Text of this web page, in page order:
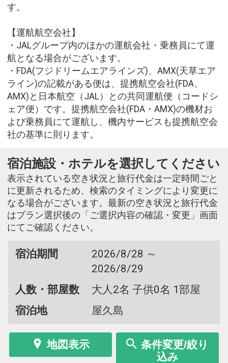
す。
【運航航空会社】
・JALグループ内のほかの運航会社・乗務員にて運
航となる場合がございます。
・FDA(フジドリームエアラインズ)、AMX(天草エア
ライン)の記載がある便は、提携航空会社(FDA、
AMX)と日本航空（JAL）との共同運航便（コードシ
ェア便）です。提携航空会社(FDA・AMX)の機材お
よび乗務員にて運航し、機内サービスも提携航空会
社の基準に則ります。
宿泊施設・ホテルを選択してください
表示されている空き状況と旅行代金は一定時間ごと
に更新されるため、検索のタイミングにより変更に
なる場合がございます。最新の空き状況と旅行代金
はプラン選択後の「ご選択内容の確認・変更」画面
にてご確認ください。
宿泊期間
2026/8/28 ～
2026/8/29
人数・部屋数
大人2名 子供0名 1部屋
宿泊地
屋久島
地図表示
条件変更/絞り
込み